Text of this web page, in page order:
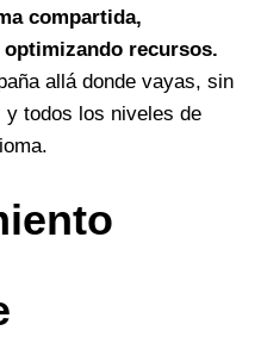
compartida,
recursos.
allá donde vayas, sin
y todos los niveles de